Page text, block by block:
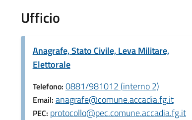
Ufficio
Anagrafe, Stato Civile, Leva Militare,
Elettorale
Telefono: 0881/981012 (interno 2)
Email: anagrafe@comune.accadia.fg.it
PEC: protocollo@pec.comune.accadia.fg.it